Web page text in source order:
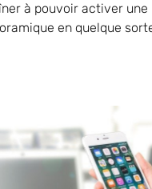
à pouvoir activer
en quelque